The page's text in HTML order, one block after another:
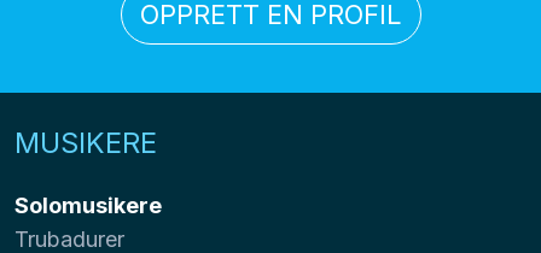
OPPRETT EN PROFIL
MUSIKERE
Solomusikere
Trubadurer